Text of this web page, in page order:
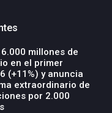
millones de
en el primer
(+11%) y anuncia
extraordinario de
por 2.000